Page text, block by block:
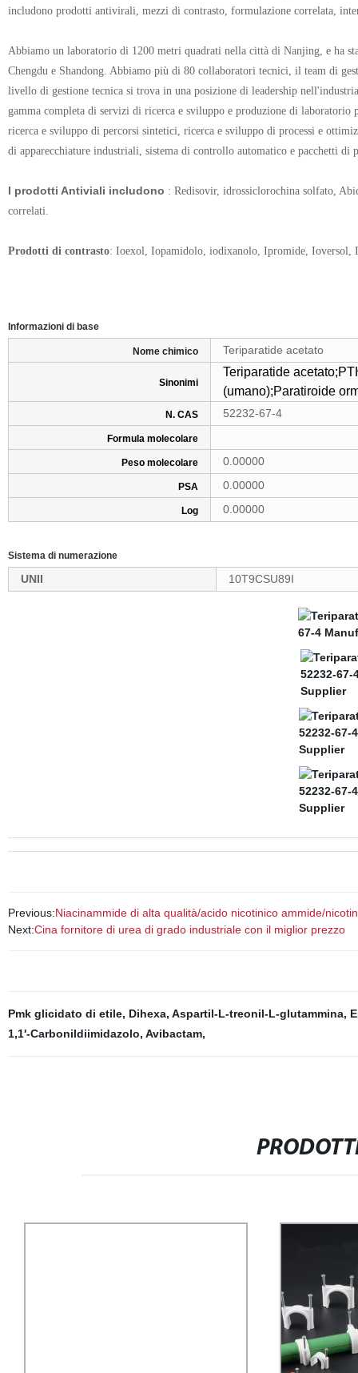
includono prodotti antivirali, mezzi di contrasto, formulazione correlata,
Abbiamo un laboratorio di 1200 metri quadrati nella città di Nanjing, e ha
Chengdu e Shandong. Abbiamo più di 80 collaboratori tecnici, il team di
livello di gestione tecnica si trova in una posizione di leadership
gamma completa di servizi di ricerca e sviluppo e produzione di
ricerca e sviluppo di percorsi sintetici, ricerca e sviluppo di processi e
di apparecchiature industriali, sistema di controllo automatico e pacchetti di
I prodotti Antiviali includono : Redisovir, idrossiclorochina solfato,
correlati.
Prodotti di contrasto: Ioexol, Iopamidolo, iodixanolo, Ipromide, Ioversol,
Informazioni di base
Nome chimico Teriparatide acetato
Sinonimi
Teriparatide acetato;
(umano);Paratiroide
N. CAS 52232-67-4
Formula molecolare
Peso molecolare 0.00000
PSA 0.00000
Log 0.00000
Sistema di numerazione
UNII 10T9CSU89I
Previous:Niacinammide di alta qualità/acido nicotinico ammide/
Next:Cina fornitore di urea di grado industriale con il miglior prezzo
Pmk glicidato di etile, Dihexa, Aspartil-L-treonil-L-glutammina,
1,1'-Carbonildiimidazolo, Avibactam,